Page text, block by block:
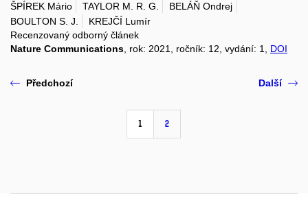
ŠPÍREK Mário TAYLOR M. R. G.
BELÁŇ Ondrej
BOULTON S. J.
KREJČÍ Lumír
Recenzovaný odborný článek
Nature Communications , rok: 2021, ročník: 12, vydání: 1, DOI
Předchozí
1 2
Další